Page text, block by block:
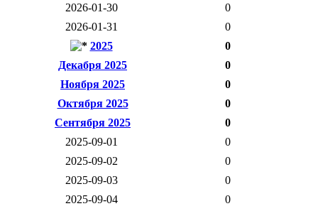
2026-01-30
0
2026-01-31
0
2025
0
Декабря 2025
0
Ноября 2025
0
Октября 2025
0
Сентября 2025
0
2025-09-01
0
2025-09-02
0
2025-09-03
0
2025-09-04
0